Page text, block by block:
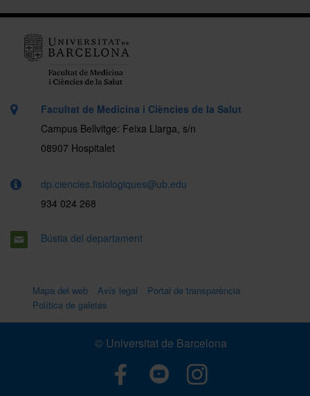
Facultat de Medicina i Ciències de la Salut
Campus Bellvitge: Feixa Llarga, s/n
08907 Hospitalet
dp.ciencies.fisiologiques@ub.edu
934 024 268
Bústia del departament
Mapa del web Avís legal
Portal de transparència
Política de galetes
© Universitat de Barcelona